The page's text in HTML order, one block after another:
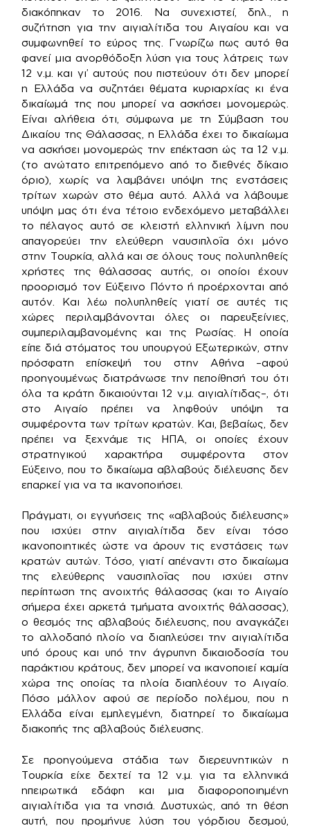
διακόπηκαν το 2016. Να συνεχιστεί, δηλ., η
συζήτηση για την αιγιαλίτιδα του Αιγαίου και να
συμφωνηθεί το εύρος της. Γνωρίζω πως αυτό θα
φανεί μια ανορθόδοξη λύση για τους λάτρεις των
12 ν.μ. και γι’ αυτούς που πιστεύουν ότι δεν μπορεί
η Ελλάδα να συζητάει θέματα κυριαρχίας κι ένα
δικαίωμά της που μπορεί να ασκήσει μονομερώς.
Είναι αλήθεια ότι, σύμφωνα με τη Σύμβαση του
Δικαίου της Θάλασσας, η Ελλάδα έχει το δικαίωμα
να ασκήσει μονομερώς την επέκταση ώς τα 12 ν.μ.
(το ανώτατο επιτρεπόμενο από το διεθνές δίκαιο
όριο), χωρίς να λαμβάνει υπόψη της ενστάσεις
τρίτων χωρών στο θέμα αυτό. Αλλά να λάβουμε
υπόψη μας ότι ένα τέτοιο ενδεχόμενο μεταβάλλει
το πέλαγος αυτό σε κλειστή ελληνική λίμνη που
απαγορεύει την ελεύθερη ναυσιπλοΐα όχι μόνο
στην Τουρκία, αλλά και σε όλους τους πολυπληθείς
χρήστες της θάλασσας αυτής, οι οποίοι έχουν
προορισμό τον Εύξεινο Πόντο ή προέρχονται από
αυτόν. Και λέω πολυπληθείς γιατί σε αυτές τις
χώρες περιλαμβάνονται όλες οι παρευξείνιες,
συμπεριλαμβανομένης και της Ρωσίας. Η οποία
είπε διά στόματος του υπουργού Εξωτερικών, στην
πρόσφατη επίσκεψή του στην Αθήνα –αφού
προηγουμένως διατράνωσε την πεποίθησή του ότι
όλα τα κράτη δικαιούνται 12 ν.μ. αιγιαλίτιδας–, ότι
στο Αιγαίο πρέπει να ληφθούν υπόψη τα
συμφέροντα των τρίτων κρατών. Και, βεβαίως, δεν
πρέπει να ξεχνάμε τις ΗΠΑ, οι οποίες έχουν
στρατηγικού χαρακτήρα συμφέροντα στον
Εύξεινο, που το δικαίωμα αβλαβούς διέλευσης δεν
επαρκεί για να τα ικανοποιήσει.
Πράγματι, οι εγγυήσεις της «αβλαβούς διέλευσης»
που ισχύει στην αιγιαλίτιδα δεν είναι τόσο
ικανοποιητικές ώστε να άρουν τις ενστάσεις των
κρατών αυτών. Τόσο, γιατί απέναντι στο δικαίωμα
της ελεύθερης ναυσιπλοΐας που ισχύει στην
περίπτωση της ανοιχτής θάλασσας (και το Αιγαίο
σήμερα έχει αρκετά τμήματα ανοιχτής θάλασσας),
ο θεσμός της αβλαβούς διέλευσης, που αναγκάζει
το αλλοδαπό πλοίο να διαπλεύσει την αιγιαλίτιδα
υπό όρους και υπό την άγρυπνη δικαιοδοσία του
παράκτιου κράτους, δεν μπορεί να ικανοποιεί καμία
χώρα της οποίας τα πλοία διαπλέουν το Αιγαίο.
Πόσο μάλλον αφού σε περίοδο πολέμου, που η
Ελλάδα είναι εμπλεγμένη, διατηρεί το δικαίωμα
διακοπής της αβλαβούς διέλευσης.
Σε προηγούμενα στάδια των διερευνητικών η
Τουρκία είχε δεχτεί τα 12 ν.μ. για τα ελληνικά
ηπειρωτικά εδάφη και μια διαφοροποιημένη
αιγιαλίτιδα για τα νησιά. Δυστυχώς, από τη θέση
αυτή, που προμήνυε λύση του γόρδιου δεσμού,